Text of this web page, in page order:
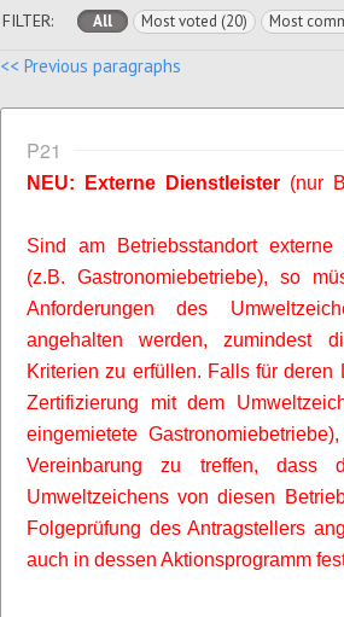
FILTER: All Most voted (20) Most
<< Previous paragraphs
P21
NEU: Externe Dienstleister (nur
Sind am Betriebsstandort externe
(z.B. Gastronomiebetriebe), so
Anforderungen des
angehalten werden, zumindest
Kriterien zu erfüllen. Falls für deren
Zertifizierung mit dem
eingemietete
Vereinbarung zu treffen, dass
Umweltzeichens von diesen
Folgeprüfung des Antragstellers
auch in dessen Aktionsprogramm